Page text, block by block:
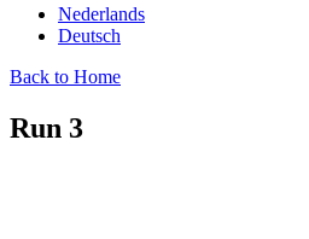
Nederlands
Deutsch
Back to Home
Run 3